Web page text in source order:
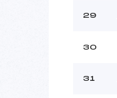
29
30
31